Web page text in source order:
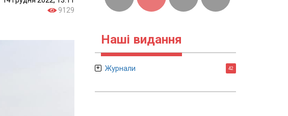
9129
Наші видання
Журнали 42